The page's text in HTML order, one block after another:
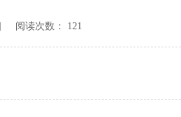
读次数： 121